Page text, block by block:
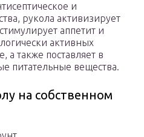
и
рукола активизирует
аппетит и
активных
также поставляет в
питательные вещества.
на собственном